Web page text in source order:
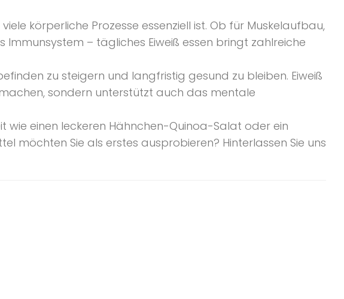
körperliche Prozesse essenziell ist. Ob für Muskelaufbau,
– tägliches Eiweiß essen bringt zahlreiche
zu steigern und langfristig gesund zu bleiben. Eiweiß
sondern unterstützt auch das mentale
wie einen leckeren Hähnchen-Quinoa-Salat oder ein
möchten Sie als erstes ausprobieren? Hinterlassen Sie uns